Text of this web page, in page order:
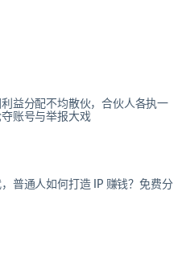
益分配不均散伙，合伙人各执一
账号与举报大戏
，普通人如何打造 IP 赚钱？免费分